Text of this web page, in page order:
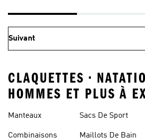
Suivant
CLAQUETTES •
HOMMES ET PLUS À
Manteaux
Combinaisons
Sacs De Sport
Maillots De Bain